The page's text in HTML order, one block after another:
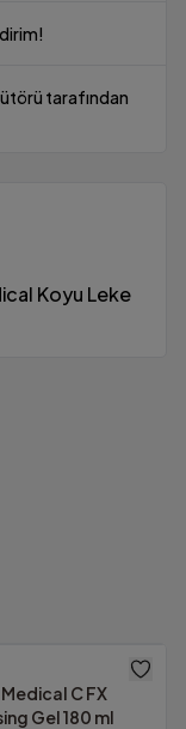
tarafından
Koyu Leke
altında.
C FX
Gel 180 ml